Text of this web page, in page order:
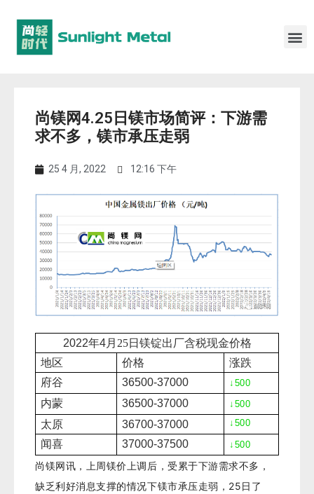
尚镁网4.25日镁市场简评：下游需
求不多，镁市承压走弱
25 4 月, 2022 12:16 下午
2022年4月25日镁锭出厂含税现金价格
地区
价格
涨跌
府谷
36500-37000 ↓500
内蒙 36500-37000 ↓500
太原 36700-37000 ↓500
闻喜 37000-37500 ↓500
尚镁网讯，上周镁价上调后，受累于下游需求不多，
缺乏利好消息支撑的情况下镁市承压走弱，25日了